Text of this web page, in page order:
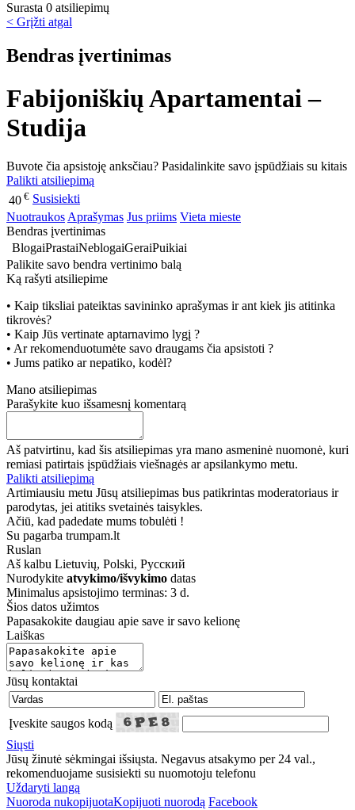
Surasta 0 atsiliepimų
< Grįžti atgal
Bendras įvertinimas
Fabijoniškių Apartamentai –
Studija
Buvote čia apsistoję anksčiau? Pasidalinkite savo įspūdžiais su kitais
Palikti atsiliepimą
40 € Susisiekti
Nuotraukos Aprašymas Jus priims Vieta mieste
Bendras įvertinimas
BlogaiPrastaiNeblogaiGeraiPuikiai
Palikite savo bendra vertinimo balą
Ką rašyti atsiliepime
• Kaip tiksliai pateiktas savininko aprašymas ir ant kiek jis atitinka
tikrovės?
• Kaip Jūs vertinate aptarnavimo lygį ?
• Ar rekomenduotumėte savo draugams čia apsistoti ?
• Jums patiko ar nepatiko, kodėl?
Mano atsiliepimas
Parašykite kuo išsamesnį komentarą
Aš patvirtinu, kad šis atsiliepimas yra mano asmeninė nuomonė, kuri
remiasi patirtais įspūdžiais viešnagės ar apsilankymo metu.
Palikti atsiliepimą
Artimiausiu metu Jūsų atsiliepimas bus patikrintas moderatoriaus ir
parodytas, jei atitiks svetainės taisykles.
Ačiū, kad padedate mums tobulėti !
Su pagarba trumpam.lt
Ruslan
Aš kalbu Lietuvių, Polski, Русский
Nurodykite atvykimo/išvykimo datas
Minimalus apsistojimo terminas: 3 d.
Šios datos užimtos
Papasakokite daugiau apie save ir savo kelionę
Laiškas
Jūsų kontaktai
Įveskite saugos kodą
Siųsti
Jūsų žinutė sėkmingai išsiųsta. Negavus atsakymo per 24 val.,
rekomenduojame susisiekti su nuomotoju telefonu
Uždaryti langą
Nuoroda nukopijuotaKopijuoti nuorodą Facebook